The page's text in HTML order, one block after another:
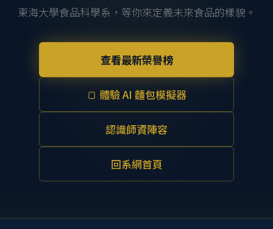
東海大學食品科學系，等你來定義未來食品的樣貌。
查看最新榮譽榜
🍞 體驗 AI 麵包模擬器
認識師資陣容
回系網首頁